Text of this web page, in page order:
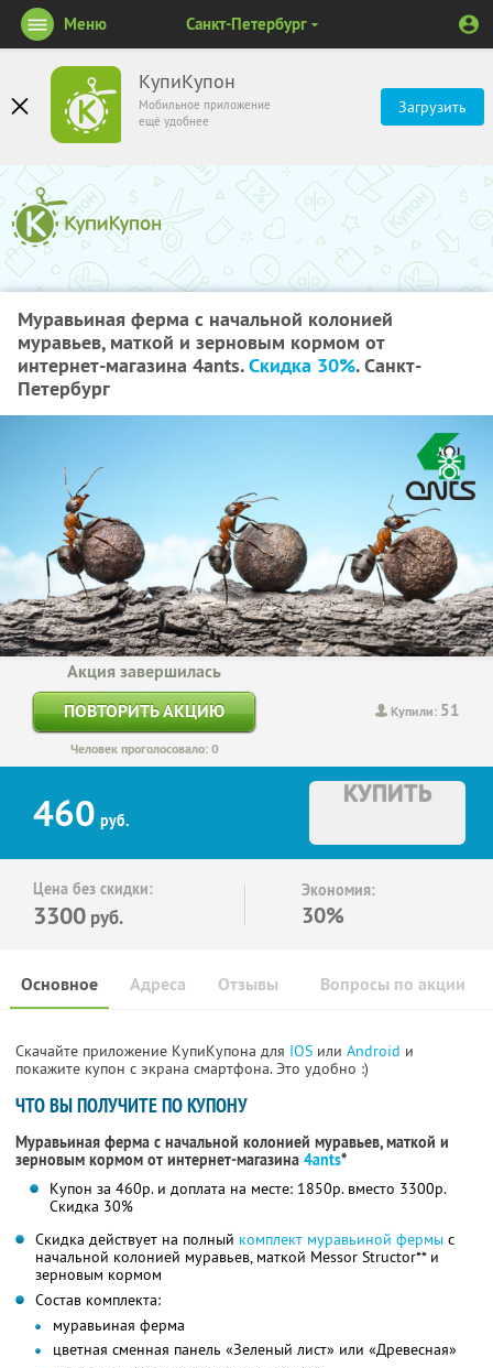
КупиКупон
Мобильное приложение
ещё удобнее
Загрузить
Меню Санкт-Петербург
Муравьиная ферма с начальной колонией
муравьев, маткой и зерновым кормом от
интернет-магазина 4ants.Скидка 30%. Санкт-
Петербург
Купили: 51
Акция завершилась
ПОВТОРИТЬ АКЦИЮ
Человек проголосовало: 0
460 руб.
КУПИТЬ
Цена без скидки:
3300 руб.
Экономия:
30%
Основное Отзывы Вопросы по акции
Адреса
Скачайте приложение КупиКупона для IOS или Android и
покажите купон с экрана смартфона. Это удобно :)
ЧТО ВЫ ПОЛУЧИТЕ ПО КУПОНУ
Муравьиная ферма с начальной колонией муравьев, маткой и
зерновым кормом от интернет-магазина 4ants*
Купон за 460р. и доплата на месте: 1850р. вместо 3300р.
Скидка 30%
Скидка действует на полный комплект муравьиной фермы с
начальной колонией муравьев, маткой Messor Structor** и
зерновым кормом
Состав комплекта:
муравьиная ферма
цветная сменная панель «Зеленый лист» или «Древесная»